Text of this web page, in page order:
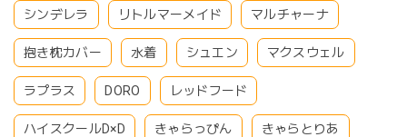
シンデレラ リトルマーメイド マルチャーナ
抱き枕カバー 水着 シュエン マクスウェル
ラプラス DORO レッドフード
ハイスクールD×D きゃらっぴん きゃらとりあ